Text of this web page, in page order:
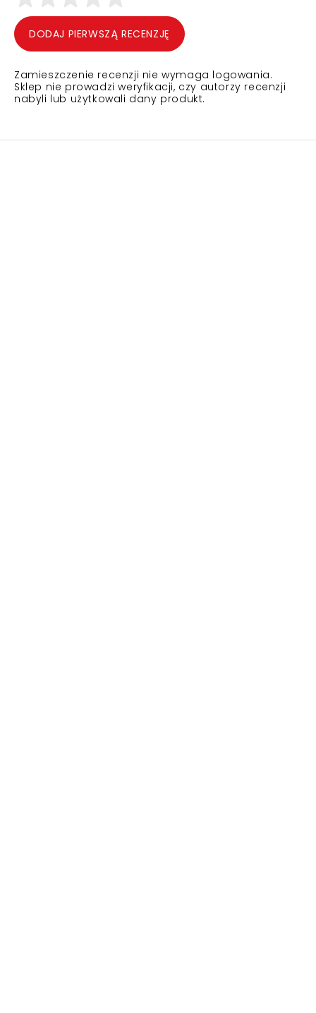
DODAJ PIERWSZĄ RECENZJĘ
Zamieszczenie recenzji nie wymaga logowania.
Sklep nie prowadzi weryfikacji, czy autorzy recenzji
nabyli lub użytkowali dany produkt.